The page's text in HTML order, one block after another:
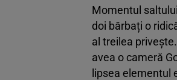
Momentul
doi bărbați o
al treilea
avea o cameră
lipsea elementul